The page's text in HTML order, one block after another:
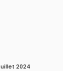
2024